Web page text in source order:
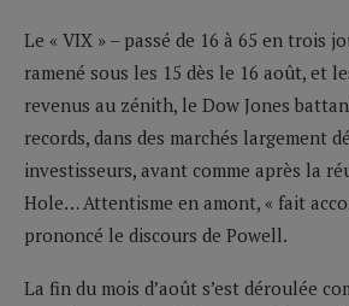
Le « VIX » – passé de 16 à 65 en trois
ramené sous les 15 dès le 16 août, et
revenus au zénith, le Dow Jones
records, dans des marchés largement
investisseurs, avant comme après la
Hole… Attentisme en amont, « fait
prononcé le discours de Powell.
La fin du mois d’août s’est déroulée